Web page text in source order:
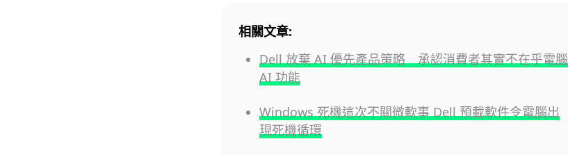
相關文章:
Dell 放棄 AI 優先產品策略 承認消費者其實不在乎電腦
AI 功能
Windows 死機這次不關微軟事 Dell 預載軟件令電腦出
現死機循環